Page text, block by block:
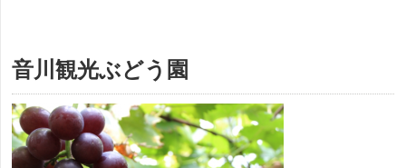
音川観光ぶどう園